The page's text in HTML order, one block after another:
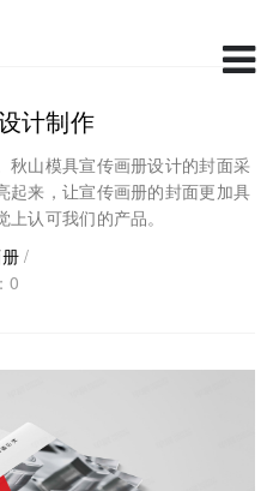
计制作
秋山模具宣传画册设计的封面采
起来，让宣传画册的封面更加具
认可我们的产品。
/
0